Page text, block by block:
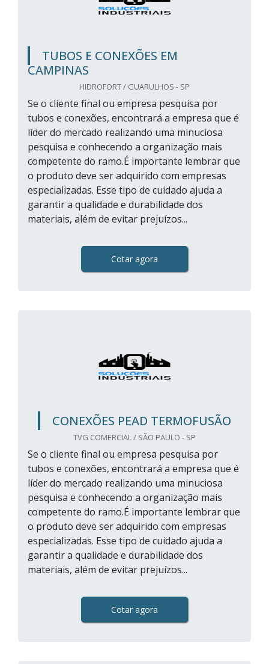
TUBOS E CONEXÕES EM
CAMPINAS
HIDROFORT / GUARULHOS - SP
Se o cliente final ou empresa pesquisa por
tubos e conexões, encontrará a empresa que é
líder do mercado realizando uma minuciosa
pesquisa e conhecendo a organização mais
competente do ramo.É importante lembrar que
o produto deve ser adquirido com empresas
especializadas. Esse tipo de cuidado ajuda a
garantir a qualidade e durabilidade dos
materiais, além de evitar prejuízos...
Cotar agora
CONEXÕES PEAD TERMOFUSÃO
TVG COMERCIAL / SÃO PAULO - SP
Se o cliente final ou empresa pesquisa por
tubos e conexões, encontrará a empresa que é
líder do mercado realizando uma minuciosa
pesquisa e conhecendo a organização mais
competente do ramo.É importante lembrar que
o produto deve ser adquirido com empresas
especializadas. Esse tipo de cuidado ajuda a
garantir a qualidade e durabilidade dos
materiais, além de evitar prejuízos...
Cotar agora